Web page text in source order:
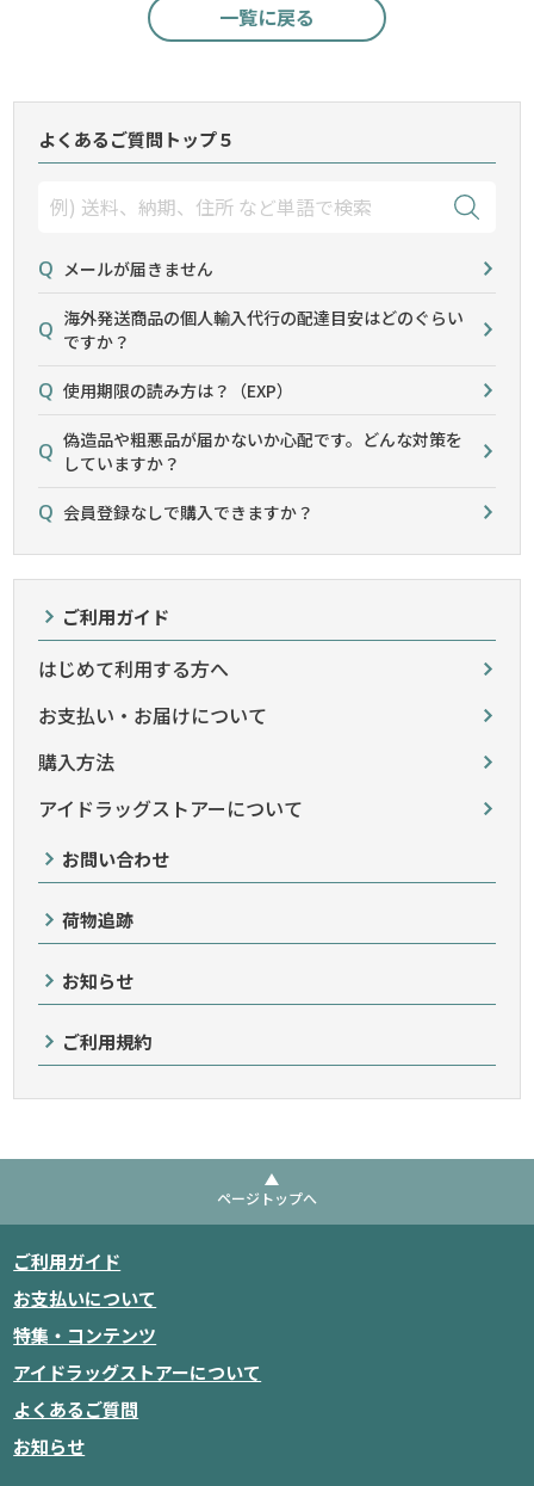
一覧に戻る
よくあるご質問トップ５
メールが届きません
海外発送商品の個人輸入代行の配達目安はどのぐらい
ですか？
使用期限の読み方は？（EXP）
偽造品や粗悪品が届かないか心配です。どんな対策を
していますか？
会員登録なしで購入できますか？
ご利用ガイド
はじめて利用する方へ
お支払い・お届けについて
購入方法
アイドラッグストアーについて
お問い合わせ
荷物追跡
お知らせ
ご利用規約
ページトップへ
ご利用ガイド
お支払いについて
特集・コンテンツ
アイドラッグストアーについて
よくあるご質問
お知らせ